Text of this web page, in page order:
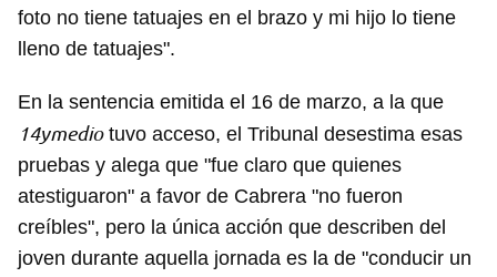
foto no tiene tatuajes en el brazo y mi hijo lo tiene
lleno de tatuajes".
En la sentencia emitida el 16 de marzo, a la que
14ymediotuvo acceso, el Tribunal desestima esas
pruebas y alega que "fue claro que quienes
atestiguaron" a favor de Cabrera "no fueron
creíbles", pero la única acción que describen del
joven durante aquella jornada es la de "conducir un